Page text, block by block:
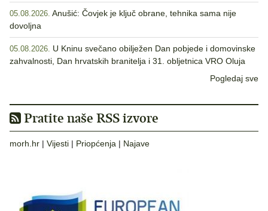
05.08.2026. Anušić: Čovjek je ključ obrane, tehnika sama nije
dovoljna
05.08.2026. U Kninu svečano obilježen Dan pobjede i domovinske
zahvalnosti, Dan hrvatskih branitelja i 31. obljetnica VRO Oluja
Pogledaj sve
Pratite naše RSS izvore
morh.hr | Vijesti | Priopćenja | Najave